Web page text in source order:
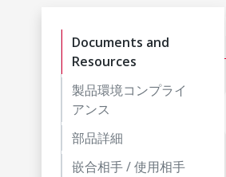
Documents and
Resources
製品環境コンプライ
アンス
部品詳細
嵌合相手 / 使用相手